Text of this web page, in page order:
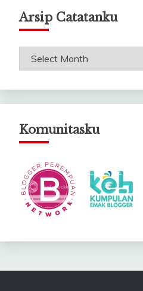
Arsip Catatanku
Arsip
Catatanku
Komunitasku